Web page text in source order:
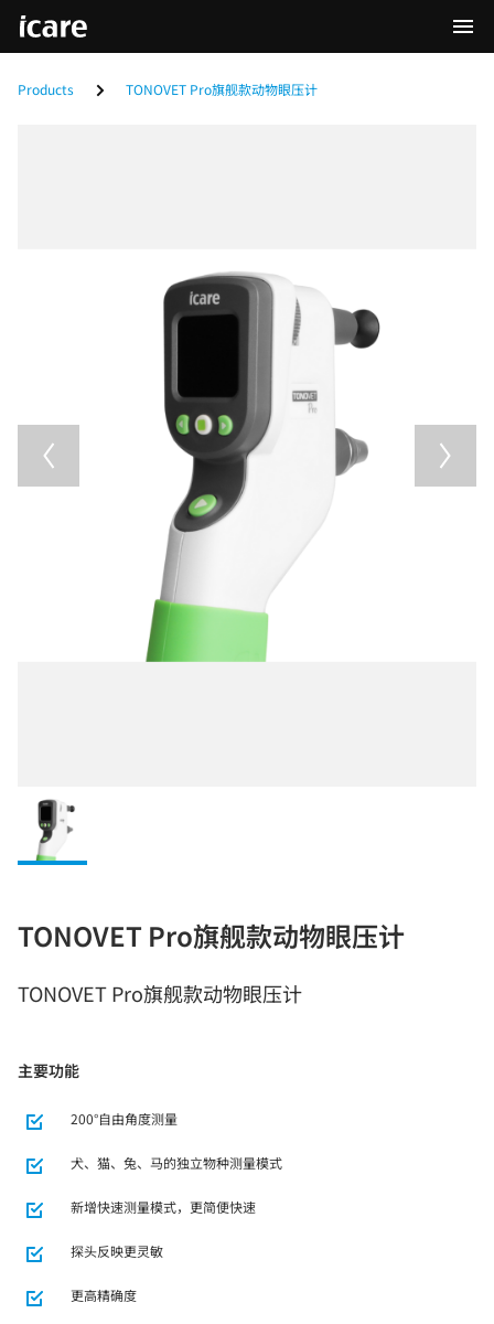
Products TONOVET Pro旗舰款动物眼压计
TONOVET Pro旗舰款动物眼压计
TONOVET Pro旗舰款动物眼压计
主要功能
200°自由角度测量
犬、猫、兔、马的独立物种测量模式
新增快速测量模式，更简便快速
探头反映更灵敏
更高精确度